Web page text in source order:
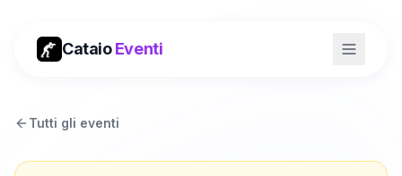
CataioEventi
Tutti gli eventi